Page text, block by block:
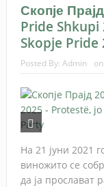
Скопје
Pride Shkupi
Skopje Pride
Posted By: Admin on:
На 21 јуни 2021
виножито се
да ја прослават